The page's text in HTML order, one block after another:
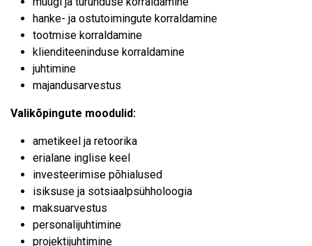
hanke- ja ostutoimingute korraldamine
tootmise korraldamine
klienditeeninduse korraldamine
juhtimine
majandusarvestus
Valikõpingute moodulid:
ametikeel ja retoorika
erialane inglise keel
investeerimise põhialused
isiksuse ja sotsiaalpsühholoogia
maksuarvestus
personalijuhtimine
projektijuhtimine